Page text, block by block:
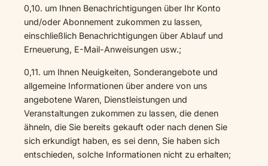
0,10. um Ihnen Benachrichtigungen über Ihr Konto
und/oder Abonnement zukommen zu lassen,
einschließlich Benachrichtigungen über Ablauf und
Erneuerung, E-Mail-Anweisungen usw.;
0,11. um Ihnen Neuigkeiten, Sonderangebote und
allgemeine Informationen über andere von uns
angebotene Waren, Dienstleistungen und
Veranstaltungen zukommen zu lassen, die denen
ähneln, die Sie bereits gekauft oder nach denen Sie
sich erkundigt haben, es sei denn, Sie haben sich
entschieden, solche Informationen nicht zu erhalten;